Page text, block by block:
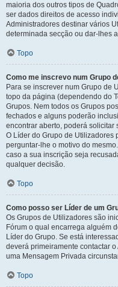
maioria dos outros tipos de
ser dados direitos de acesso
Administradores destinar vários
determinada secção ou dar-lhes
Topo
Como me inscrevo num Grupo
Para se inscrever num Grupo de
topo da página (dependendo do
Grupos. Nem todos os Grupos
fechados e alguns poderão
encontrar aberto, poderá
O Líder do Grupo de Utilizadores
perguntar-lhe o motivo do
caso a sua inscrição seja
qualquer decisão.
Topo
Como posso ser Líder de um
Os Grupos de Utilizadores são
Fórum o qual encarrega alguém
Líder do Grupo. Se está
deverá primeiramente contactar
uma Mensagem Privada
Topo